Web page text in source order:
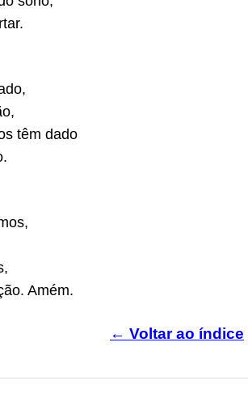
têm dado
Amém.
← Voltar ao índice